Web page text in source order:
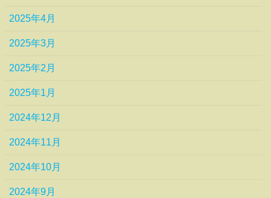
2025年4月
2025年3月
2025年2月
2025年1月
2024年12月
2024年11月
2024年10月
2024年9月